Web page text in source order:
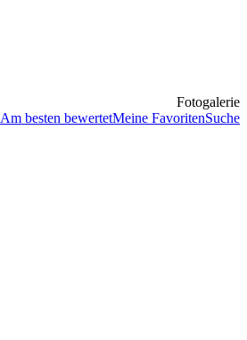
Fotogalerie
Am besten bewertetMeine FavoritenSuche